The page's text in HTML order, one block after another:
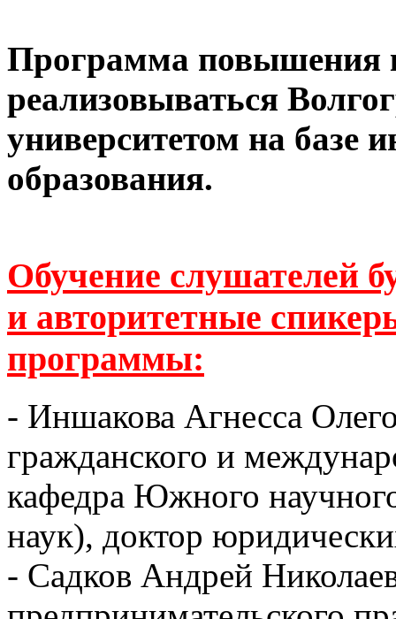
Программа повышения
реализовываться
университетом на базе
образования.
Обучение слушателей
и авторитетные
программы:
- Иншакова Агнесса
гражданского и
кафедра Южного
наук), доктор
- Садков Андрей